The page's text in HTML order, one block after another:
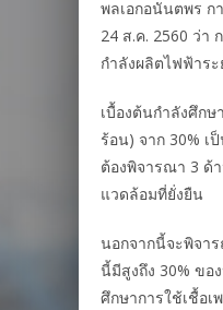
พลเอกอนันตพร
24 ส.ค. 2560 ว่
กำลังผลิตไฟฟ้าร
เบื้องต้นกำลังศึก
ร้อน) จาก 30%
ต้องพิจารณา 3 ด้
แวดล้อมที่ยั่งยืน
นอกจากนี้จะพิจา
นี้มีสูงถึง 30% ข
ศึกษาการใช้เชื้อ